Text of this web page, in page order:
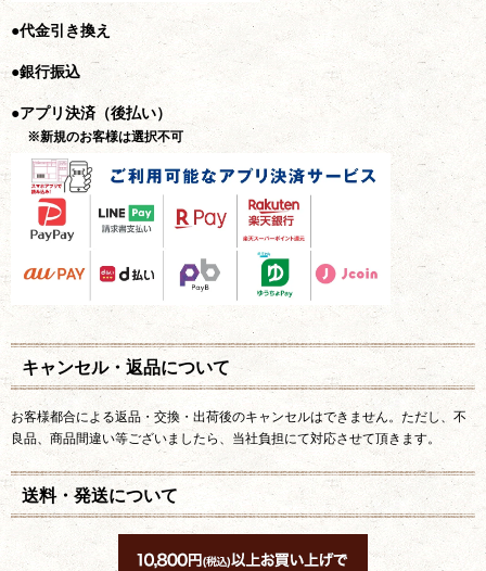
●代金引き換え
●銀行振込
●アプリ決済（後払い）
※新規のお客様は選択不可
キャンセル・返品について
お客様都合による返品・交換・出荷後のキャンセルはできません。ただし、不
良品、商品間違い等ございましたら、当社負担にて対応させて頂きます。
送料・発送について